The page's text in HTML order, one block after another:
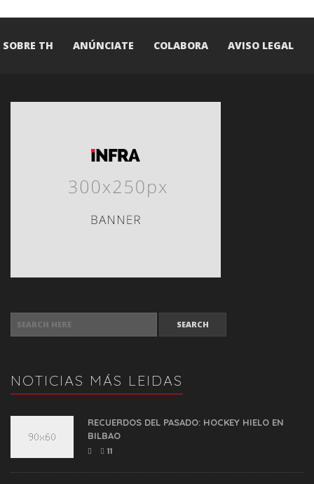
SOBRE TH ANÚNCIATE COLABORA AVISO LEGAL
NOTICIAS MÁS LEIDAS
RECUERDOS DEL PASADO: HOCKEY HIELO EN
BILBAO
11